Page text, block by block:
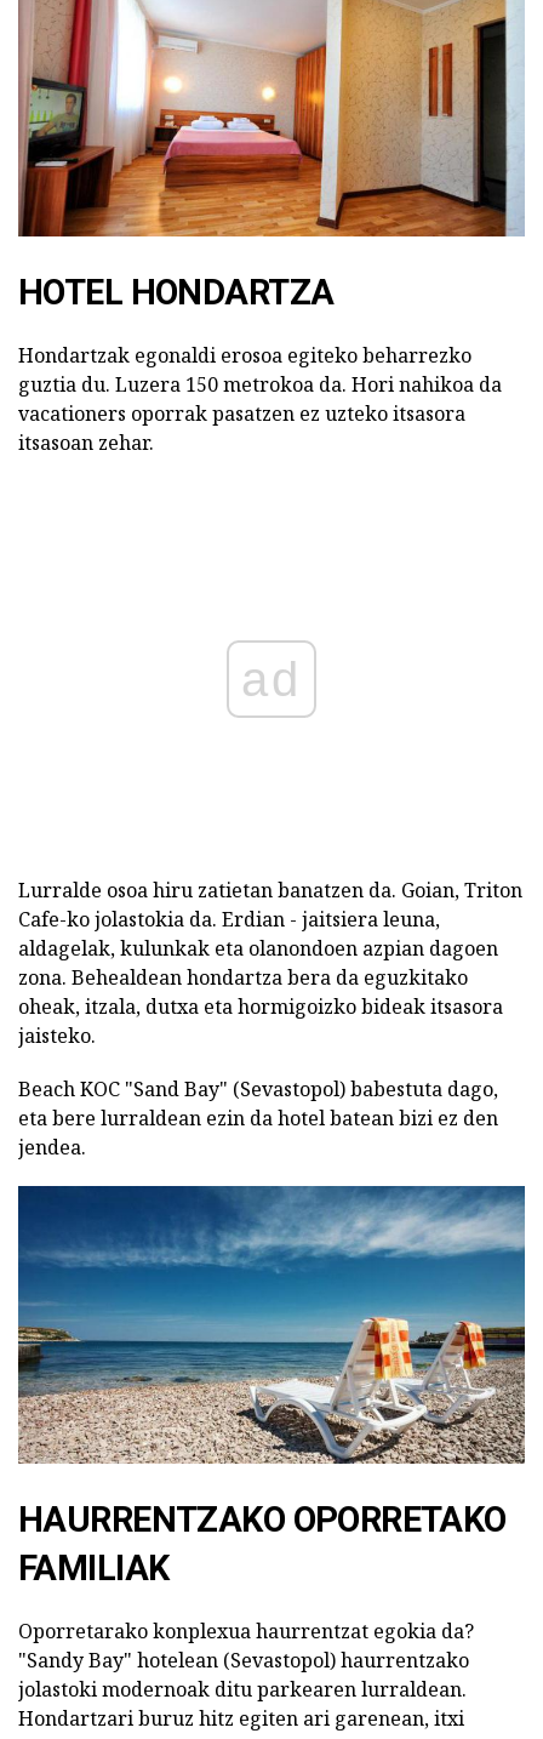
HOTEL HONDARTZA
Hondartzak egonaldi erosoa egiteko beharrezko
guztia du. Luzera 150 metrokoa da. Hori nahikoa da
vacationers oporrak pasatzen ez uzteko itsasora
itsasoan zehar.
ad
Lurralde osoa hiru zatietan banatzen da. Goian, Triton
Cafe-ko jolastokia da. Erdian - jaitsiera leuna,
aldagelak, kulunkak eta olanondoen azpian dagoen
zona. Behealdean hondartza bera da eguzkitako
oheak, itzala, dutxa eta hormigoizko bideak itsasora
jaisteko.
Beach KOC "Sand Bay" (Sevastopol) babestuta dago,
eta bere lurraldean ezin da hotel batean bizi ez den
jendea.
HAURRENTZAKO OPORRETAKO
FAMILIAK
Oporretarako konplexua haurrentzat egokia da?
"Sandy Bay" hotelean (Sevastopol) haurrentzako
jolastoki modernoak ditu parkearen lurraldean.
Hondartzari buruz hitz egiten ari garenean, itxi